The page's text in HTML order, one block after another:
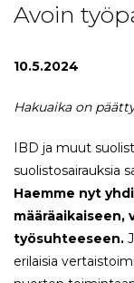
Avoin
10.5.2024
Hakuaika on
IBD ja muut
suolistosairauksia
Haemme nyt
määräaikaiseen,
työsuhteeseen.
erilaisia